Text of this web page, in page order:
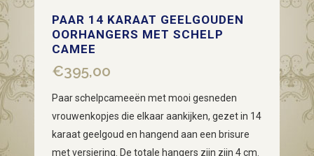
PAAR 14 KARAAT GEELGOUDEN
OORHANGERS MET SCHELP
CAMEE
€395,00
Paar schelpcameeën met mooi gesneden
vrouwenkopjes die elkaar aankijken, gezet in 14
karaat geelgoud en hangend aan een brisure
met versiering. De totale hangers zijn zijn 4 cm.